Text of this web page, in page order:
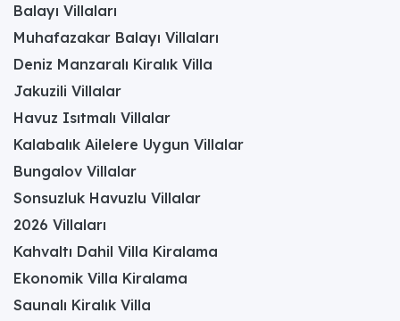
Balayı Villaları
Muhafazakar Balayı Villaları
Deniz Manzaralı Kiralık Villa
Jakuzili Villalar
Havuz Isıtmalı Villalar
Kalabalık Ailelere Uygun Villalar
Bungalov Villalar
Sonsuzluk Havuzlu Villalar
2026 Villaları
Kahvaltı Dahil Villa Kiralama
Ekonomik Villa Kiralama
Saunalı Kiralık Villa